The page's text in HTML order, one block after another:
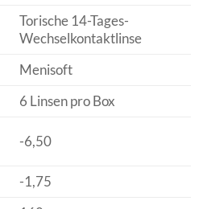
Torische 14-Tages-
Wechselkontaktlinse
Menisoft
6 Linsen pro Box
-6,50
-1,75